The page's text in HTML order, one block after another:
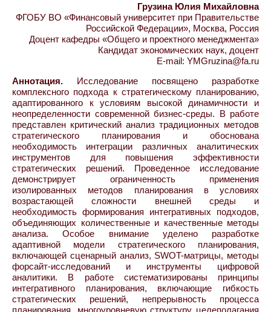
Грузина Юлия Михайловна
ФГОБУ ВО «Финансовый университет при Правительстве
Российской Федерации», Москва, Россия
Доцент кафедры «Общего и проектного менеджмента»
Кандидат экономических наук, доцент
E-mail: YMGruzina@fa.ru
Аннотация. Исследование посвящено разработке
комплексного подхода к стратегическому планированию,
адаптированного к условиям высокой динамичности и
неопределенности современной бизнес-среды. В работе
представлен критический анализ традиционных методов
стратегического планирования и обоснована
необходимость интеграции различных аналитических
инструментов для повышения эффективности
стратегических решений. Проведенное исследование
демонстрирует ограниченность применения
изолированных методов планирования в условиях
возрастающей сложности внешней среды и
необходимость формирования интегративных подходов,
объединяющих количественные и качественные методы
анализа. Особое внимание уделено разработке
адаптивной модели стратегического планирования,
включающей сценарный анализ, SWOT-матрицы, методы
форсайт-исследований и инструменты цифровой
аналитики. В работе систематизированы принципы
интегративного планирования, включающие гибкость
стратегических решений, непрерывность процесса
планирования, многоуровневую структуру целеполагания